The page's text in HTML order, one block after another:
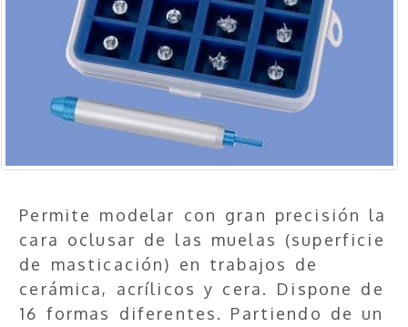
Permite modelar con gran precisión la
cara oclusar de las muelas (superficie
de masticación) en trabajos de
cerámica, acrílicos y cera. Dispone de
16 formas diferentes. Partiendo de un